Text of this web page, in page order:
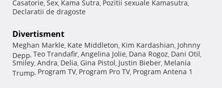
Casatorie, Sex, Kama Sutra, Pozitii sexuale Kamasutra,
Declaratii de dragoste
Divertisment
Meghan Markle, Kate Middleton, Kim Kardashian, Johnny
Depp, Teo Trandafir, Angelina Jolie, Dana Rogoz, Dani Otil,
Smiley, Andra, Delia, Gina Pistol, Justin Bieber, Melania
Trump, Program TV, Program Pro TV, Program Antena 1